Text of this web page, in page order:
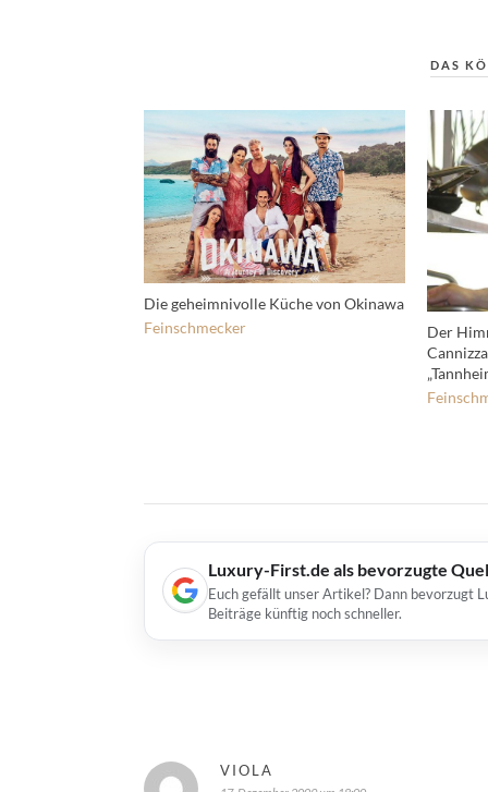
DAS
Die geheimnivolle Küche von Okinawa
Feinschmecker
Der
Luxury-First.de als bevorzugte
Euch gefällt unser Artikel? Dann bevorzugt
Beiträge künftig noch schneller.
VIOLA